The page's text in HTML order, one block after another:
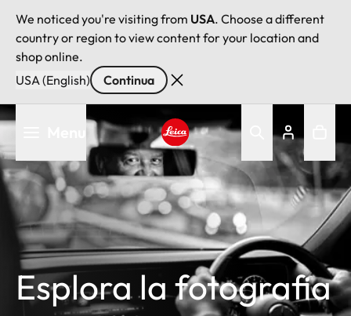
We noticed you're visiting from USA. Choose a different
country or region to view content for your location and
shop online.
USA (English)
Continua
Salta
contenuto
principale
Leica logo - Home
Esplora la fotografia